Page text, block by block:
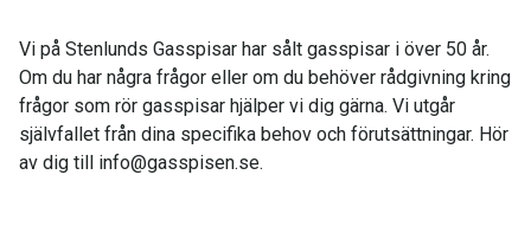
Vi på Stenlunds Gasspisar har sålt gasspisar i över 50 år.
Om du har några frågor eller om du behöver rådgivning kring
frågor som rör gasspisar hjälper vi dig gärna. Vi utgår
självfallet från dina specifika behov och förutsättningar. Hör
av dig till info@gasspisen.se.